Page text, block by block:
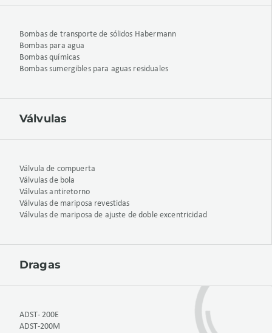
Bombas de transporte de sólidos Habermann
Bombas para agua
Bombas químicas
Bombas sumergibles para aguas residuales
Válvulas
Válvula de compuerta
Válvulas de bola
Válvulas antiretorno
Válvulas de mariposa revestidas
Válvulas de mariposa de ajuste de doble excentricidad
Dragas
ADST- 200E
ADST-200M